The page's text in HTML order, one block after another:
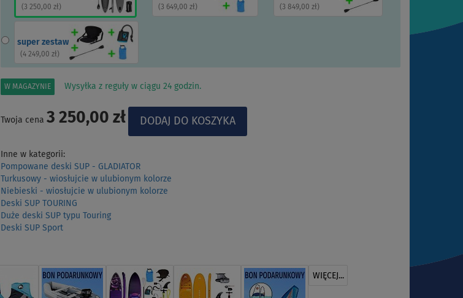
(3 250,00 zł) (3 649,00 zł) (3 849,00 zł)
super zestaw
(4 249,00 zł)
W MAGAZYNIE Wysyłka z reguły w ciągu 24 godzin.
Twoja cena 3 250,00 zł
Inne w kategorii:
Pompowane deski SUP - GLADIATOR
Turkusowy - wiosłujcie w ulubionym kolorze
Niebieski - wiosłujcie w ulubionym kolorze
Deski SUP TOURING
Duże deski SUP typu Touring
Deski SUP Sport
WIĘCEJ...